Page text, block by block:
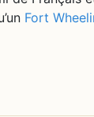
Fort